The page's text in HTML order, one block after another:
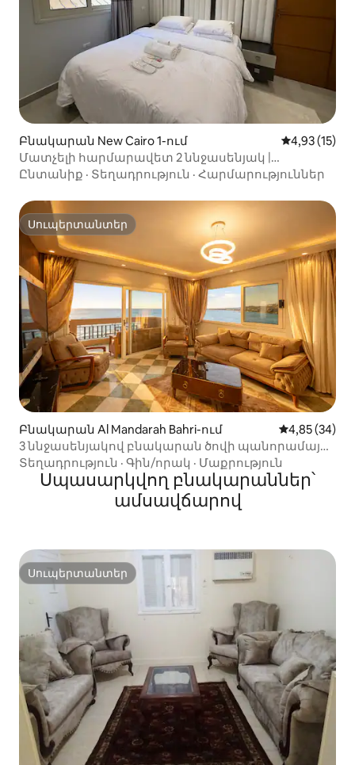
Բնակարան New Cairo 1-ում Միջին
4,93 (15)
Մատչելի հարմարավետ 2 ննջասենյակ |
Օդորակիչ | Ինքնուրույն ժամանում
Ընտանիք · Տեղադրություն · Հարմարություններ
Սուպերտանտեր
Սուպերտանտեր
Բնակարան Al Mandarah Bahri-ում Միջին
4,85 (34)
3 ննջասենյակով բնակարան ծովի պանորամային
տեսարանով Ալեքսանդրիայում
Տեղադրություն · Գին/որակ · Մաքրություն
Սպասարկվող բնակարաններ՝
ամսավճարով
Սուպերտանտեր
Սուպերտանտեր